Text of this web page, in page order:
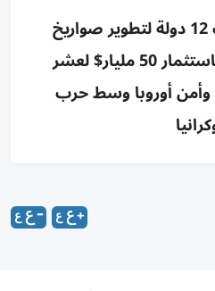
بريطانيا تقود تحالف 12 دولة لتطوير صواريخ
بعيدة المدى للناتو باستثمار 50 مليار$ لعشر
وأمن أوروبا وسط حرب